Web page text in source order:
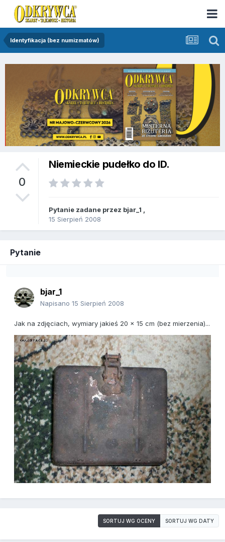
Identyfikacja (bez numizmatów)
0
Niemieckie pudełko do ID.
Pytanie zadane przez bjar_1
15 Sierpień 2008
Pytanie
bjar_1
Napisano 15 Sierpień 2008
Jak na zdjęciach, wymiary jakieś 20 x 15 cm (bez mierzenia)...
SORTUJ WG OCENY SORTUJ WG DATY